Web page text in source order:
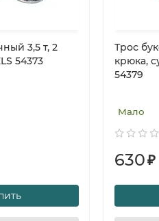
3,5 т, 2
54373
Трос
крюка,
54379
Мало
630₽